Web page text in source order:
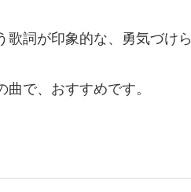
詞が印象的な、勇気づけら
で、おすすめです。